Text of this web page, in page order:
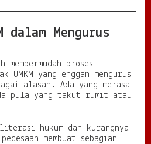
dalam Mengurus
proses
UMKM yang enggan mengurus
alasan. Ada yang merasa
pula yang takut rumit atau
hukum dan kurangnya
membuat sebagian